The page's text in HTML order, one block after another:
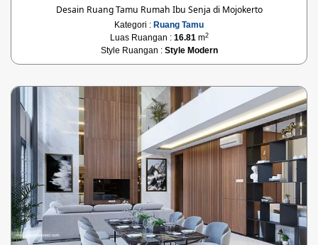
Desain Ruang Tamu Rumah Ibu Senja di Mojokerto
Kategori : Ruang Tamu
Luas Ruangan : 16.81m2
Style Ruangan : Style Modern